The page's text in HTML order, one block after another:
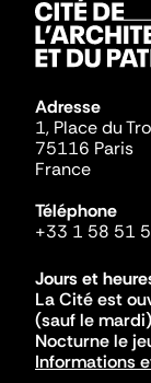
Adresse
1, Place du
75116 Paris
France
Téléphone
+33 1 58 51
Jours et
La Cité est
(sauf le
Nocturne le
Informations